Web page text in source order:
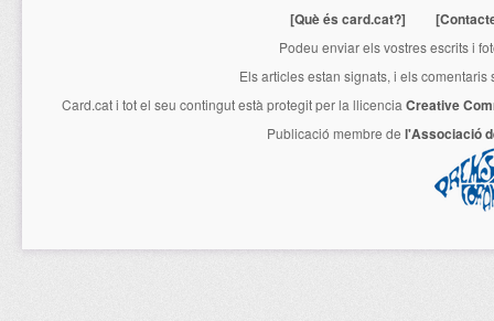
[Què és card.cat?]
Podeu enviar els vostres escrits i
Els articles estan signats, i els
Card.cati tot el seu contingut està protegit per la llicencia Creative
Publicació membre de l'Associació